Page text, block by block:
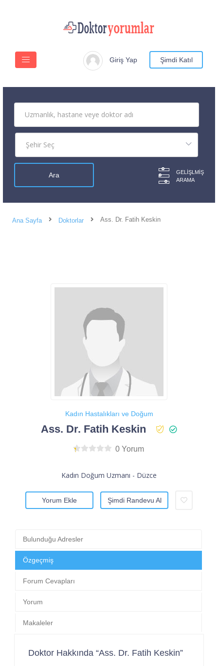
Giriş Yap Şimdi Katıl
GELIŞLMIŞ
ARAMA
Ana Sayfa Doktorlar Ass. Dr. Fatih Keskin
Kadın Hastalıkları ve Doğum
Ass. Dr. Fatih Keskin
0 Yorum
Kadın Doğum Uzmanı - Düzce
Yorum Ekle Şimdi Randevu Al
Bulunduğu Adresler
Özgeçmiş
Forum Cevapları
Yorum
Makaleler
Doktor Hakkında “Ass. Dr. Fatih Keskin”